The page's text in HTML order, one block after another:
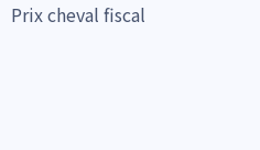
Prix cheval fiscal